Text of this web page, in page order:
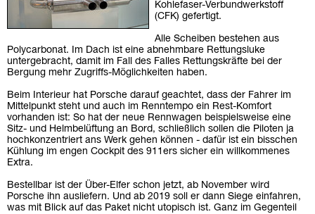
Kohlefaser-Verbundwerkstoff
(CFK) gefertigt.
Alle Scheiben bestehen aus
Polycarbonat. Im Dach ist eine abnehmbare Rettungsluke
untergebracht, damit im Fall des Falles Rettungskräfte bei der
Bergung mehr Zugriffs-Möglichkeiten haben.
Beim Interieur hat Porsche darauf geachtet, dass der Fahrer im
Mittelpunkt steht und auch im Renntempo ein Rest-Komfort
vorhanden ist: So hat der neue Rennwagen beispielsweise eine
Sitz- und Helmbelüftung an Bord, schließlich sollen die Piloten ja
hochkonzentriert ans Werk gehen können - dafür ist ein bisschen
Kühlung im engen Cockpit des 911ers sicher ein willkommenes
Extra.
Bestellbar ist der Über-Elfer schon jetzt, ab November wird
Porsche ihn ausliefern. Und ab 2019 soll er dann Siege einfahren,
was mit Blick auf das Paket nicht utopisch ist. Ganz im Gegenteil